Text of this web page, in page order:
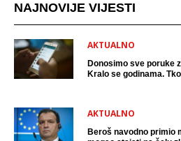
NAJNOVIJE VIJESTI
AKTUALNO
Donosimo sve poruke
Kralo se godinama.
AKTUALNO
Beroš navodno primio